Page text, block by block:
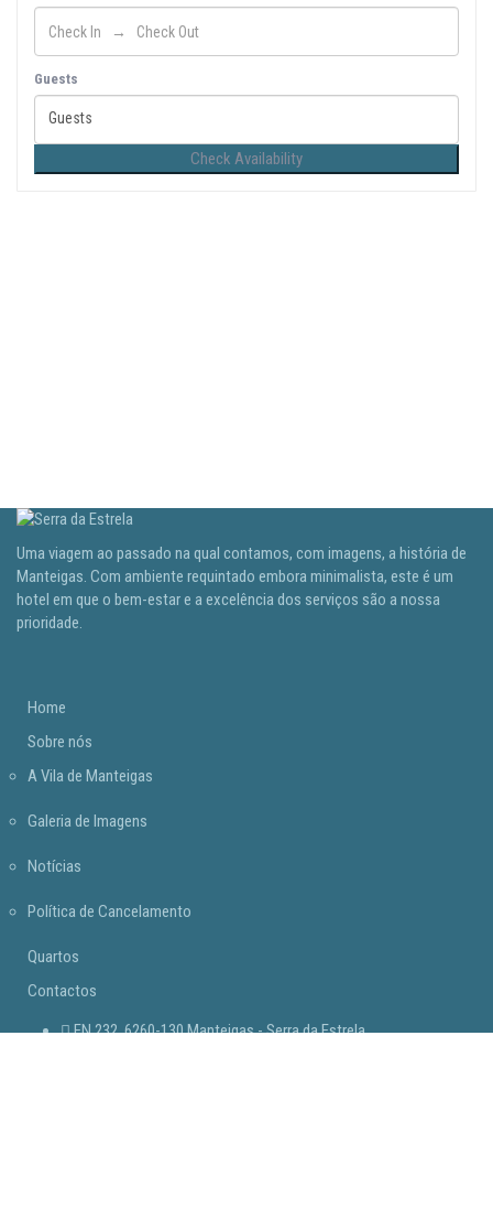
Guests
Guests
Check Availability
Uma viagem ao passado na qual contamos, com imagens, a história de
Manteigas. Com ambiente requintado embora minimalista, este é um
hotel em que o bem-estar e a excelência dos serviços são a nossa
prioridade.
Home
Sobre nós
A Vila de Manteigas
Galeria de Imagens
Notícias
Política de Cancelamento
Quartos
Contactos
EN 232, 6260-130 Manteigas - Serra da Estrela